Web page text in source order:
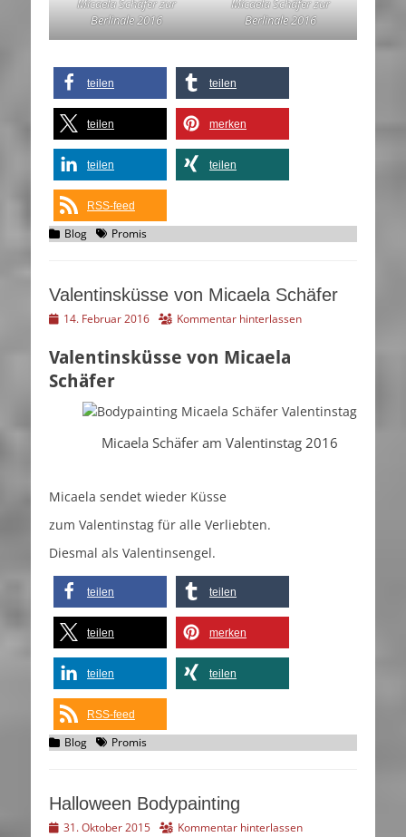
Micaela Schäfer zur
Berlinale 2016
Micaela Schäfer zur
Berlinale 2016
teilen teilen
teilen merken
teilen teilen
RSS-feed
Kategorien
Blog Schlagworte
Promis
Valentinsküsse von Micaela Schäfer
Veröffentlicht
14. Februar 2016 Kommentar hinterlassen
Valentinsküsse von Micaela
Schäfer
Micaela Schäfer am Valentinstag 2016
Micaela sendet wieder Küsse
zum Valentinstag für alle Verliebten.
Diesmal als Valentinsengel.
teilen teilen
teilen merken
teilen teilen
RSS-feed
Kategorien
Blog Schlagworte
Promis
Halloween Bodypainting
Veröffentlicht
31. Oktober 2015 Kommentar hinterlassen